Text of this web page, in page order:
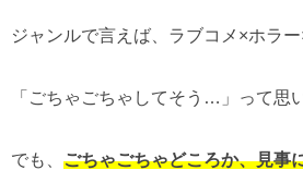
ジャンルで言えば、ラブコメ×ホラー
「ごちゃごちゃしてそう…」って思
でも、 ごちゃごちゃどころか、見事